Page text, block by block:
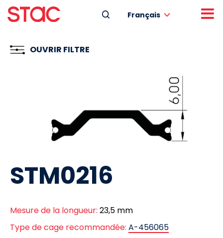
Français
OUVRIR FILTRE
STM0216
Mesure de la longueur: 23,5 mm
Type de cage recommandée: A-456065